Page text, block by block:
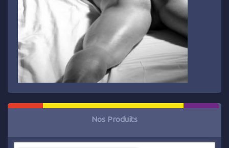
Nos Produits